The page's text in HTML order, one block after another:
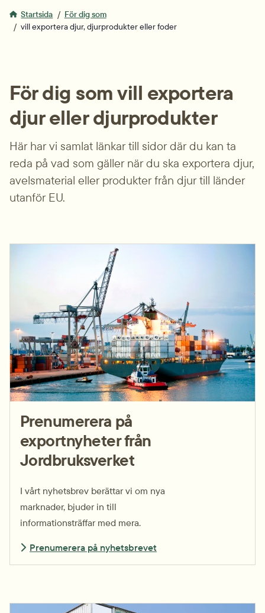
Startsida
För dig som
vill exportera djur, djurprodukter eller foder
För dig som vill exportera
djur eller djurprodukter
Här har vi samlat länkar till sidor där du kan ta
reda på vad som gäller när du ska exportera djur,
avelsmaterial eller produkter från djur till länder
utanför EU.
Prenumerera på
export­nyheter från
Jordbruksverket
I vårt nyhets­brev berättar vi om nya
marknader, bjuder in till
informations­träffar med mera.
Prenumerera på nyhetsbrevet